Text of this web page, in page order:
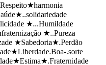
★...Humildade
★..Pureza
★Sabedoria★.Perdão
.sorte